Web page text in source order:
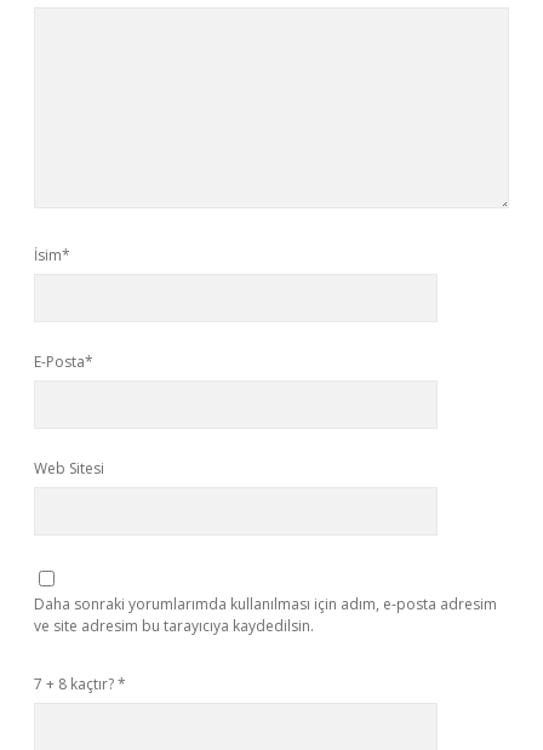
İsim*
E-Posta*
Web Sitesi
Daha sonraki yorumlarımda kullanılması için adım, e-posta adresim
ve site adresim bu tarayıcıya kaydedilsin.
7 + 8 kaçtır?*